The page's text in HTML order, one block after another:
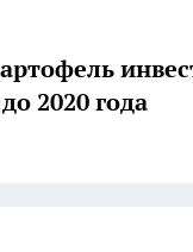
2020 года